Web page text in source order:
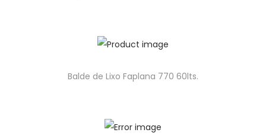
Balde de Lixo Faplana 770 60lts.